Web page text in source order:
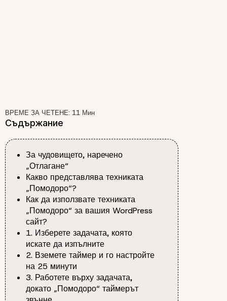
ВРЕМЕ ЗА ЧЕТЕНЕ: 11 Мин
Съдържание
За чудовището, наречено
„Отлагане“
Какво представлява техниката
„Помодоро“?
Как да използвате техниката
„Помодоро“ за вашия WordPress
сайт?
1. Изберете задачата, която
искате да изпълните
2. Вземете таймер и го настройте
на 25 минути
3. Работете върху задачата,
докато „Помодоро“ таймерът